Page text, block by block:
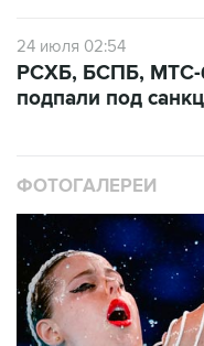
24 июля 02:54
РСХБ, БСПБ, МТС-
подпали под
ФОТОГАЛЕРЕИ